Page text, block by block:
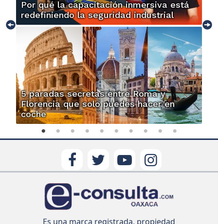
Por qué la capacitación inmersiva está
redefiniendo la seguridad industrial
5 paradas secretas entre Roma y
Florencia que solo puedes hacer en
coche
Es una marca registrada, propiedad